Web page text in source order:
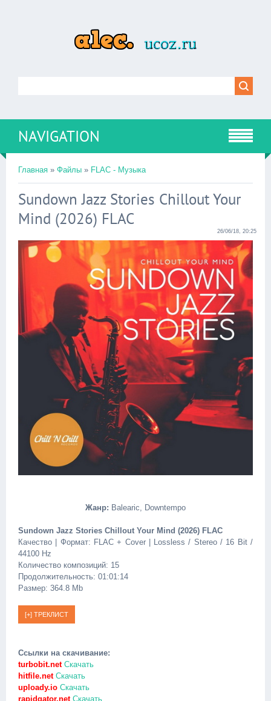
NAVIGATION
Главная » Файлы » FLAC - Музыка
Sundown Jazz Stories Chillout Your
Mind (2026) FLAC
26/06/18, 20:25
Жанр: Balearic, Downtempo
Sundown Jazz Stories Chillout Your Mind (2026) FLAC
Качество | Формат: FLAC + Cover | Lossless / Stereo / 16 Bit /
44100 Hz
Количество композиций: 15
Продолжительность: 01:01:14
Размер: 364.8 Mb
Ссылки на скачивание:
turbobit.netСкачать
hitfile.netСкачать
uploady.io Скачать
rapidgator.netСкачать